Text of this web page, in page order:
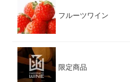
フルーツワイン
限定商品